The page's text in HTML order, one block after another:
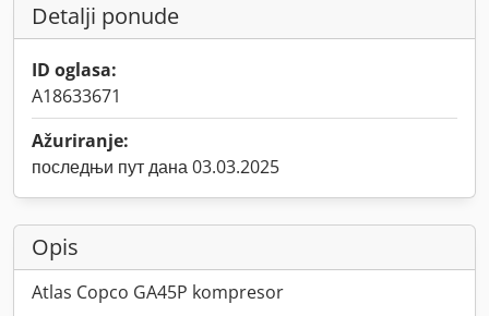
Detalji ponude
ID oglasa:
A18633671
Ažuriranje:
последњи пут дана 03.03.2025
Opis
Atlas Copco GA45P kompresor